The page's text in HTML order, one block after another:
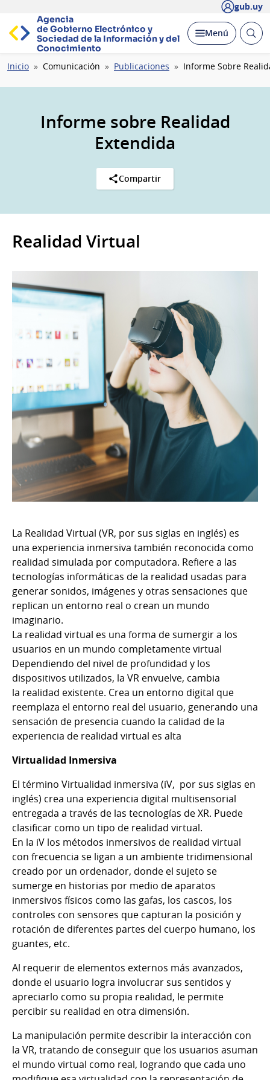
gub.uy
Agencia
de Gobierno Electrónico y
Sociedad de la Información y del
Conocimiento
Desplegar
Menú Abrir
Ruta
navegación
Inicio Comunicación Publicaciones Informe Sobre
Informe sobre Realidad
Extendida
Compartir
Realidad Virtual
La Realidad Virtual (VR, por sus siglas en inglés) es
una experiencia inmersiva también reconocida como
realidad simulada por computadora. Refiere a las
tecnologías informáticas de la realidad usadas para
generar sonidos, imágenes y otras sensaciones que
replican un entorno real o crean un mundo
imaginario.
La realidad virtual es una forma de sumergir a los
usuarios en un mundo completamente virtual
Dependiendo del nivel de profundidad y los
dispositivos utilizados, la VR envuelve, cambia
la realidad existente. Crea un entorno digital que
reemplaza el entorno real del usuario, generando una
sensación de presencia cuando la calidad de la
experiencia de realidad virtual es alta
Virtualidad Inmersiva
El término Virtualidad inmersiva (iV, por sus siglas en
inglés) crea una experiencia digital multisensorial
entregada a través de las tecnologías de XR. Puede
clasificar como un tipo de realidad virtual.
En la iV los métodos inmersivos de realidad virtual
con frecuencia se ligan a un ambiente tridimensional
creado por un ordenador, donde el sujeto se
sumerge en historias por medio de aparatos
inmersivos físicos como las gafas, los cascos, los
controles con sensores que capturan la posición y
rotación de diferentes partes del cuerpo humano, los
guantes, etc.
Al requerir de elementos externos más avanzados,
donde el usuario logra involucrar sus sentidos y
apreciarlo como su propia realidad, le permite
percibir su realidad en otra dimensión.
La manipulación permite describir la interacción con
la VR, tratando de conseguir que los usuarios asuman
el mundo virtual como real, logrando que cada uno